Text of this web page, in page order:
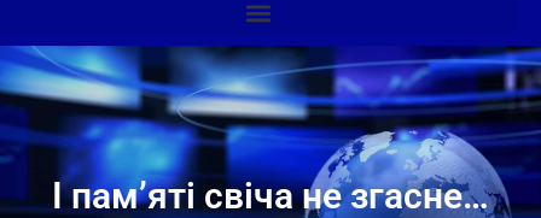
І пам’яті свіча не згасне…